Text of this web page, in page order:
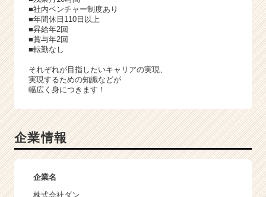
■社内ベンチャー制度あり
■年間休日110日以上
■昇給年2回
■賞与年2回
■転勤なし
それぞれが目指したいキャリアの実現、
実現するための知識などが
幅広く身につきます！
企業情報
企業名
株式会社ダン